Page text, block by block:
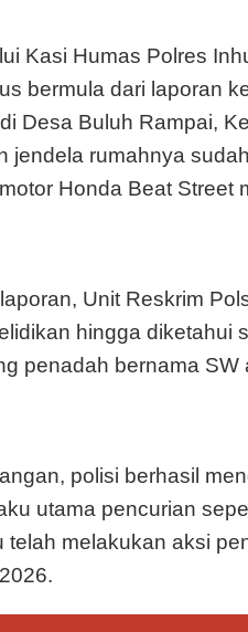
Kasi Humas Polres
bermula dari laporan
Desa Buluh Rampai,
jendela rumahnya
Honda Beat Street
Unit Reskrim
hingga diketahui
penadah bernama SW
polisi berhasil
utama pencurian
telah melakukan aksi